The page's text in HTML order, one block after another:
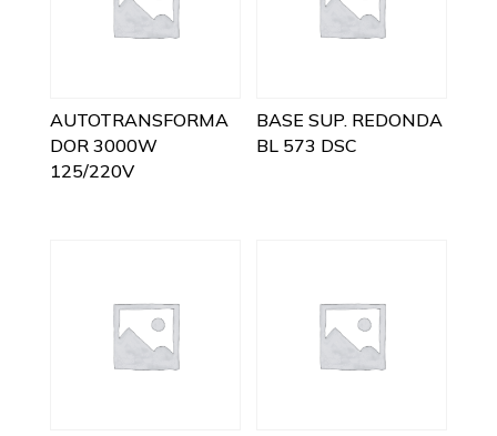
AUTOTRANSFORMA
DOR 3000W
125/220V
BASE SUP. REDONDA
BL 573 DSC